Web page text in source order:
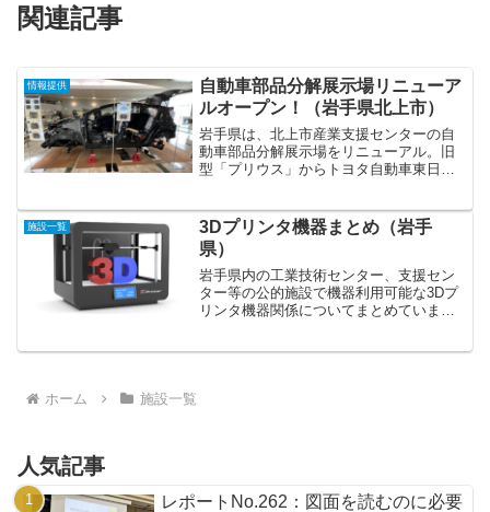
関連記事
情報提供
自動車部品分解展示場リニューア
ルオープン！（岩手県北上市）
岩手県は、北上市産業支援センターの自
動車部品分解展示場をリニューアル。旧
型「プリウス」からトヨタ自動車東日本
ハイブリッド車（ＨＶ）「アクア」を分
解した部品を新たに展示し...
施設一覧
3Dプリンタ機器まとめ（岩手
県）
岩手県内の工業技術センター、支援セン
ター等の公的施設で機器利用可能な3Dプ
リンタ機器関係についてまとめていま
ホーム
施設一覧
人気記事
レポートNo.262：図面を読むのに必要